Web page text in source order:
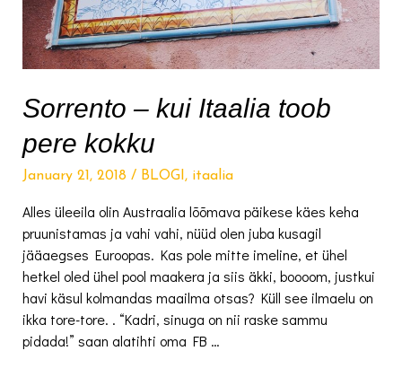
Sorrento – kui Itaalia toob
pere kokku
January 21, 2018/ BLOGI , itaalia
Alles üleeila olin Austraalia lõõmava päikese käes keha
pruunistamas ja vahi vahi, nüüd olen juba kusagil
jääaegses Euroopas. Kas pole mitte imeline, et ühel
hetkel oled ühel pool maakera ja siis äkki, boooom, justkui
havi käsul kolmandas maailma otsas? Küll see ilmaelu on
ikka tore-tore. . “Kadri, sinuga on nii raske sammu
pidada!” saan alatihti oma FB …